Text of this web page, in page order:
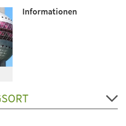
Informationen